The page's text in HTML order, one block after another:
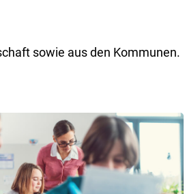
sowie aus den Kommunen.